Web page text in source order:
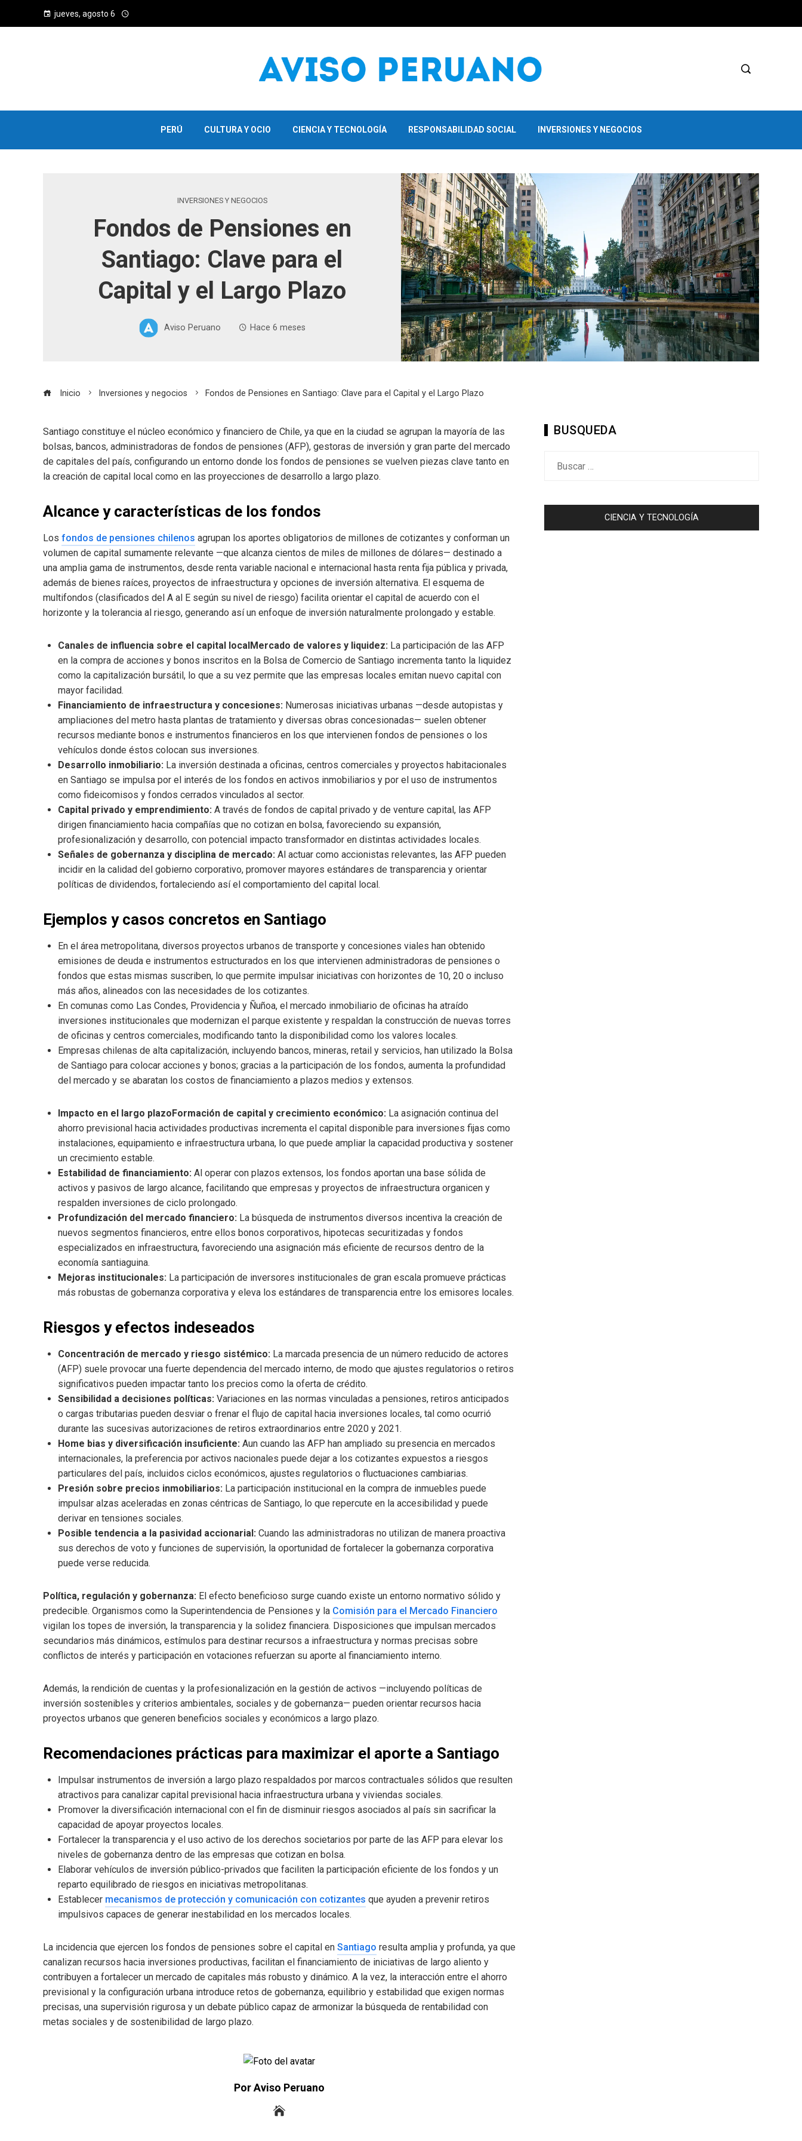
jueves, agosto 6
PERÚ CULTURA Y OCIO CIENCIA Y TECNOLOGÍA RESPONSABILIDAD SOCIAL INVERSIONES Y NEGOCIOS
INVERSIONES Y NEGOCIOS
Fondos de Pensiones en
Santiago: Clave para el
Capital y el Largo Plazo
Aviso Peruano Hace 6 meses
Inicio Inversiones y negocios Fondos de Pensiones en Santiago: Clave para el Capital y el Largo Plazo
Santiago constituye el núcleo económico y financiero de Chile, ya que en la ciudad se agrupan la mayoría de las
bolsas, bancos, administradoras de fondos de pensiones (AFP), gestoras de inversión y gran parte del mercado
de capitales del país, configurando un entorno donde los fondos de pensiones se vuelven piezas clave tanto en
la creación de capital local como en las proyecciones de desarrollo a largo plazo.
Alcance y características de los fondos
Los fondos de pensiones chilenos agrupan los aportes obligatorios de millones de cotizantes y conforman un
volumen de capital sumamente relevante —que alcanza cientos de miles de millones de dólares— destinado a
una amplia gama de instrumentos, desde renta variable nacional e internacional hasta renta fija pública y privada,
además de bienes raíces, proyectos de infraestructura y opciones de inversión alternativa. El esquema de
multifondos (clasificados del A al E según su nivel de riesgo) facilita orientar el capital de acuerdo con el
horizonte y la tolerancia al riesgo, generando así un enfoque de inversión naturalmente prolongado y estable.
Canales de influencia sobre el capital localMercado de valores y liquidez: La participación de las AFP
en la compra de acciones y bonos inscritos en la Bolsa de Comercio de Santiago incrementa tanto la liquidez
como la capitalización bursátil, lo que a su vez permite que las empresas locales emitan nuevo capital con
mayor facilidad.
Financiamiento de infraestructura y concesiones: Numerosas iniciativas urbanas —desde autopistas y
ampliaciones del metro hasta plantas de tratamiento y diversas obras concesionadas— suelen obtener
recursos mediante bonos e instrumentos financieros en los que intervienen fondos de pensiones o los
vehículos donde éstos colocan sus inversiones.
Desarrollo inmobiliario: La inversión destinada a oficinas, centros comerciales y proyectos habitacionales
en Santiago se impulsa por el interés de los fondos en activos inmobiliarios y por el uso de instrumentos
como fideicomisos y fondos cerrados vinculados al sector.
Capital privado y emprendimiento: A través de fondos de capital privado y de venture capital, las AFP
dirigen financiamiento hacia compañías que no cotizan en bolsa, favoreciendo su expansión,
profesionalización y desarrollo, con potencial impacto transformador en distintas actividades locales.
Señales de gobernanza y disciplina de mercado: Al actuar como accionistas relevantes, las AFP pueden
incidir en la calidad del gobierno corporativo, promover mayores estándares de transparencia y orientar
políticas de dividendos, fortaleciendo así el comportamiento del capital local.
Ejemplos y casos concretos en Santiago
En el área metropolitana, diversos proyectos urbanos de transporte y concesiones viales han obtenido
emisiones de deuda e instrumentos estructurados en los que intervienen administradoras de pensiones o
fondos que estas mismas suscriben, lo que permite impulsar iniciativas con horizontes de 10, 20 o incluso
más años, alineados con las necesidades de los cotizantes.
En comunas como Las Condes, Providencia y Ñuñoa, el mercado inmobiliario de oficinas ha atraído
inversiones institucionales que modernizan el parque existente y respaldan la construcción de nuevas torres
de oficinas y centros comerciales, modificando tanto la disponibilidad como los valores locales.
Empresas chilenas de alta capitalización, incluyendo bancos, mineras, retail y servicios, han utilizado la Bolsa
de Santiago para colocar acciones y bonos; gracias a la participación de los fondos, aumenta la profundidad
del mercado y se abaratan los costos de financiamiento a plazos medios y extensos.
Impacto en el largo plazoFormación de capital y crecimiento económico: La asignación continua del
ahorro previsional hacia actividades productivas incrementa el capital disponible para inversiones fijas como
instalaciones, equipamiento e infraestructura urbana, lo que puede ampliar la capacidad productiva y sostener
un crecimiento estable.
Estabilidad de financiamiento: Al operar con plazos extensos, los fondos aportan una base sólida de
activos y pasivos de largo alcance, facilitando que empresas y proyectos de infraestructura organicen y
respalden inversiones de ciclo prolongado.
Profundización del mercado financiero: La búsqueda de instrumentos diversos incentiva la creación de
nuevos segmentos financieros, entre ellos bonos corporativos, hipotecas securitizadas y fondos
especializados en infraestructura, favoreciendo una asignación más eficiente de recursos dentro de la
economía santiaguina.
Mejoras institucionales: La participación de inversores institucionales de gran escala promueve prácticas
más robustas de gobernanza corporativa y eleva los estándares de transparencia entre los emisores locales.
Riesgos y efectos indeseados
Concentración de mercado y riesgo sistémico: La marcada presencia de un número reducido de actores
(AFP) suele provocar una fuerte dependencia del mercado interno, de modo que ajustes regulatorios o retiros
significativos pueden impactar tanto los precios como la oferta de crédito.
Sensibilidad a decisiones políticas: Variaciones en las normas vinculadas a pensiones, retiros anticipados
o cargas tributarias pueden desviar o frenar el flujo de capital hacia inversiones locales, tal como ocurrió
durante las sucesivas autorizaciones de retiros extraordinarios entre 2020 y 2021.
Home bias y diversificación insuficiente: Aun cuando las AFP han ampliado su presencia en mercados
internacionales, la preferencia por activos nacionales puede dejar a los cotizantes expuestos a riesgos
particulares del país, incluidos ciclos económicos, ajustes regulatorios o fluctuaciones cambiarias.
Presión sobre precios inmobiliarios: La participación institucional en la compra de inmuebles puede
impulsar alzas aceleradas en zonas céntricas de Santiago, lo que repercute en la accesibilidad y puede
derivar en tensiones sociales.
Posible tendencia a la pasividad accionarial: Cuando las administradoras no utilizan de manera proactiva
sus derechos de voto y funciones de supervisión, la oportunidad de fortalecer la gobernanza corporativa
puede verse reducida.
Política, regulación y gobernanza: El efecto beneficioso surge cuando existe un entorno normativo sólido y
predecible. Organismos como la Superintendencia de Pensiones y la Comisión para el Mercado Financiero
vigilan los topes de inversión, la transparencia y la solidez financiera. Disposiciones que impulsan mercados
secundarios más dinámicos, estímulos para destinar recursos a infraestructura y normas precisas sobre
conflictos de interés y participación en votaciones refuerzan su aporte al financiamiento interno.
Además, la rendición de cuentas y la profesionalización en la gestión de activos —incluyendo políticas de
inversión sostenibles y criterios ambientales, sociales y de gobernanza— pueden orientar recursos hacia
proyectos urbanos que generen beneficios sociales y económicos a largo plazo.
Recomendaciones prácticas para maximizar el aporte a Santiago
Impulsar instrumentos de inversión a largo plazo respaldados por marcos contractuales sólidos que resulten
atractivos para canalizar capital previsional hacia infraestructura urbana y viviendas sociales.
Promover la diversificación internacional con el fin de disminuir riesgos asociados al país sin sacrificar la
capacidad de apoyar proyectos locales.
Fortalecer la transparencia y el uso activo de los derechos societarios por parte de las AFP para elevar los
niveles de gobernanza dentro de las empresas que cotizan en bolsa.
Elaborar vehículos de inversión público-privados que faciliten la participación eficiente de los fondos y un
reparto equilibrado de riesgos en iniciativas metropolitanas.
Establecer mecanismos de protección y comunicación con cotizantes que ayuden a prevenir retiros
impulsivos capaces de generar inestabilidad en los mercados locales.
La incidencia que ejercen los fondos de pensiones sobre el capital en Santiago resulta amplia y profunda, ya que
canalizan recursos hacia inversiones productivas, facilitan el financiamiento de iniciativas de largo aliento y
contribuyen a fortalecer un mercado de capitales más robusto y dinámico. A la vez, la interacción entre el ahorro
previsional y la configuración urbana introduce retos de gobernanza, equilibrio y estabilidad que exigen normas
precisas, una supervisión rigurosa y un debate público capaz de armonizar la búsqueda de rentabilidad con
metas sociales y de sostenibilidad de largo plazo.
Por Aviso Peruano
BUSQUEDA
CIENCIA Y TECNOLOGÍA